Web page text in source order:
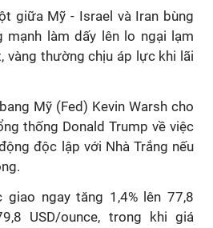
giữa Mỹ - Israel và Iran bùng
làm dấy lên lo ngại lạm
vàng thường chịu áp lực khi lãi
Mỹ (Fed) Kevin Warsh cho
thống Donald Trump về việc
độc lập với Nhà Trắng nếu
ngay tăng 1,4% lên 77,8
USD/ounce, trong khi giá